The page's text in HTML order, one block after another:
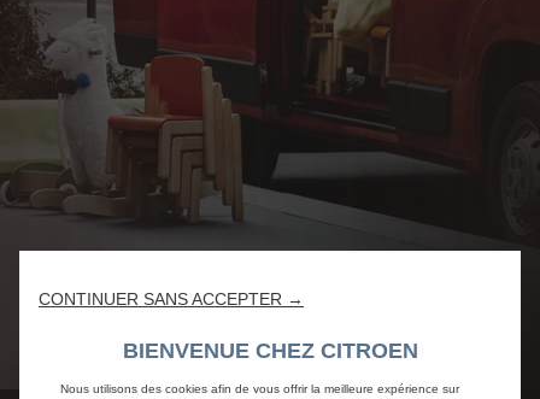
CONTINUER SANS ACCEPTER →
BIENVENUE CHEZ CITROEN
Nous utilisons des cookies afin de vous offrir la meilleure expérience sur